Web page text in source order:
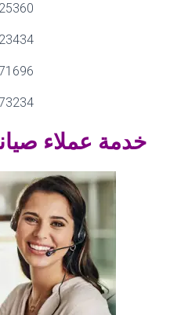
خدمة عملاء